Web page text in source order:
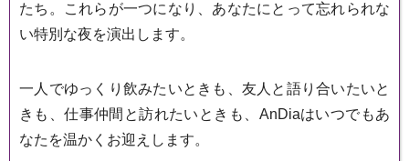
たち。これらが一つになり、あなたにとって忘れられな
い特別な夜を演出します。
一人でゆっくり飲みたいときも、友人と語り合いたいと
きも、仕事仲間と訪れたいときも、AnDiaはいつでもあ
なたを温かくお迎えします。